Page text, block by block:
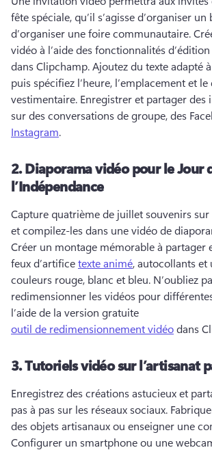
fête spéciale, qu’il s’agisse d’organiser
d’organiser une foire communautaire.
vidéo à l’aide des fonctionnalités
dans Clipchamp. Ajoutez du texte adapté
puis spécifiez l’heure, l’emplacement et le
vestimentaire. Enregistrer et partager des
sur des conversations de groupe, des
Instagram.
2.Diaporama vidéo pour le Jour
l’Indépendance
Capture quatrième de juillet souvenirs sur
Créer un montage mémorable à partager
feux d’artifice texte animé, autocollants et
couleurs rouge, blanc et bleu. N’oubliez
redimensionner les vidéos pour
l’aide de la version gratuite
outil de redimensionnement vidéo dans
3.Tutoriels vidéo sur l’artisanat
Enregistrez des créations astucieux et
pas à pas sur les réseaux sociaux.
Configurer un smartphone ou une